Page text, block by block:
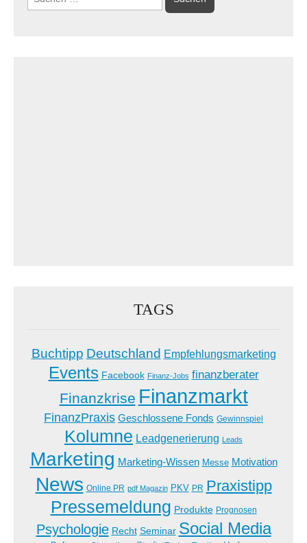
nach:
TAGS
Buchtipp Deutschland Empfehlungsmarketing
Events Facebook Finanz-Jobs finanzberater
Finanzkrise Finanzmarkt
FinanzPraxis Geschlossene Fonds Gewinnspiel
Kolumne Leadgenerierung Leads
Marketing Marketing-Wissen Messe Motivation
News Online PR pdf Magazin PKV PR Praxistipp
Pressemeldung Produkte Prognosen
Psychologie Recht Seminar Social Media